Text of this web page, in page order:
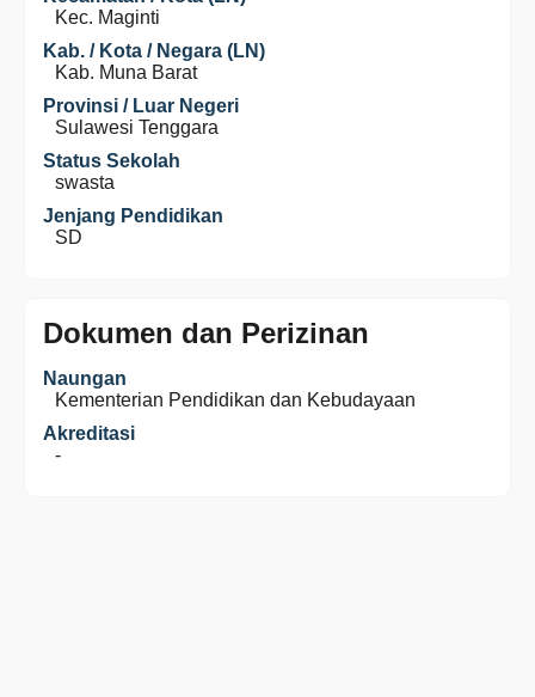
Kec. Maginti
Kab. / Kota / Negara (LN)
Kab. Muna Barat
Provinsi / Luar Negeri
Sulawesi Tenggara
Status Sekolah
swasta
Jenjang Pendidikan
SD
Dokumen dan Perizinan
Naungan
Kementerian Pendidikan dan Kebudayaan
Akreditasi
-